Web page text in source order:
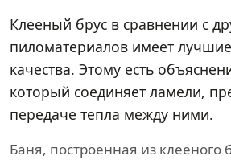
Клееный брус в сравнении с
пиломатериалов имеет
качества. Этому есть
который соединяет ламели,
передаче тепла между ними.
Баня, построенная из клееного